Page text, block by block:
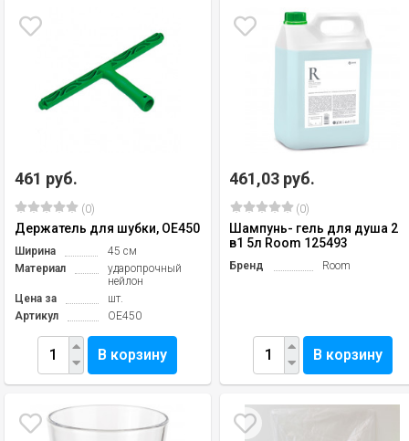
461 руб.
(0)
Держатель для шубки, OE450
Ширина
45 см
Материал
ударопрочный
нейлон
Цена за
шт.
Артикул
OE450
В корзину
461,03 руб.
(0)
Шампунь- гель для душа 2
в1 5л Room 125493
Бренд Room
В корзину